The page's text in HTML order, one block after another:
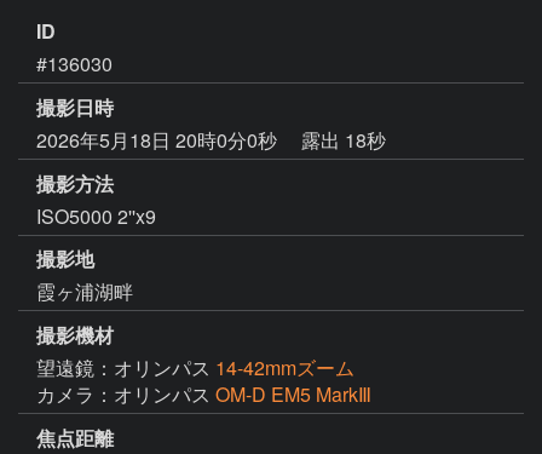
ID
#136030
撮影日時
2026年5月18日 20時0分0秒
露出 18秒
撮影方法
ISO5000 2''x9
撮影地
霞ヶ浦湖畔
撮影機材
望遠鏡：オリンパス 14-42mmズーム
カメラ：オリンパス OM-D EM5 MarkⅢ
焦点距離